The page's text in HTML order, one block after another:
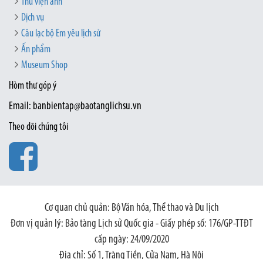
Dịch vụ
Câu lạc bộ Em yêu lịch sử
Ấn phẩm
Museum Shop
Hòm thư góp ý
Email: banbientap@baotanglichsu.vn
Theo dõi chúng tôi
Cơ quan chủ quản: Bộ Văn hóa, Thể thao và Du lịch
Đơn vị quản lý: Bảo tàng Lịch sử Quốc gia - Giấy phép số: 176/GP-TTĐT
cấp ngày: 24/09/2020
Địa chỉ: Số 1, Tràng Tiền, Cửa Nam, Hà Nội